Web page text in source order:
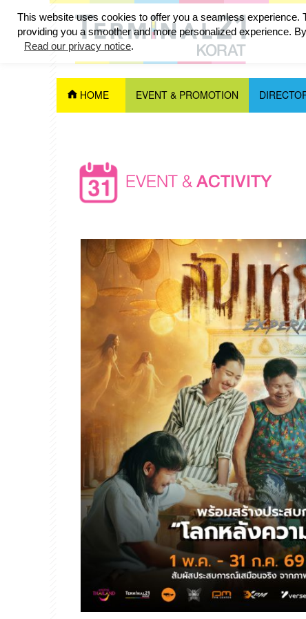
HOME EVENT & PROMOTION
EVENT &ACTIVITY
This website uses cookies to offer you a seamless
providing you a smoother and more personalized experience.
Read our privacy notice.